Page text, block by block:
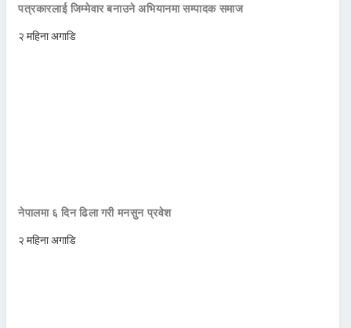
पत्रकारलाई जिम्मेवार बनाउने अभियानमा सम्पादक समाज
२ महिना अगाडि
नेपालमा ६ दिन ढिला गरी मनसुन प्रवेश
२ महिना अगाडि